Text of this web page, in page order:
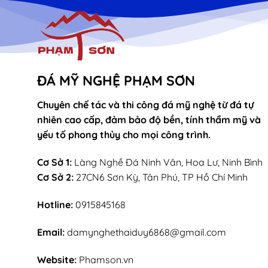
ĐÁ MỸ NGHỆ PHẠM SƠN
Chuyên chế tác và thi công đá mỹ nghệ từ đá tự
nhiên cao cấp, đảm bảo độ bền, tính thẩm mỹ và
yếu tố phong thủy cho mọi công trình.
Cơ Sở 1: Làng Nghề Đá Ninh Vân, Hoa Lư, Ninh Bình
Cơ Sở 2: 27CN6 Sơn Kỳ, Tân Phú, TP Hồ Chí Minh
Hotline: 0915845168
Email: damynghethaiduy6868@gmail.com
Website: Phamson.vn